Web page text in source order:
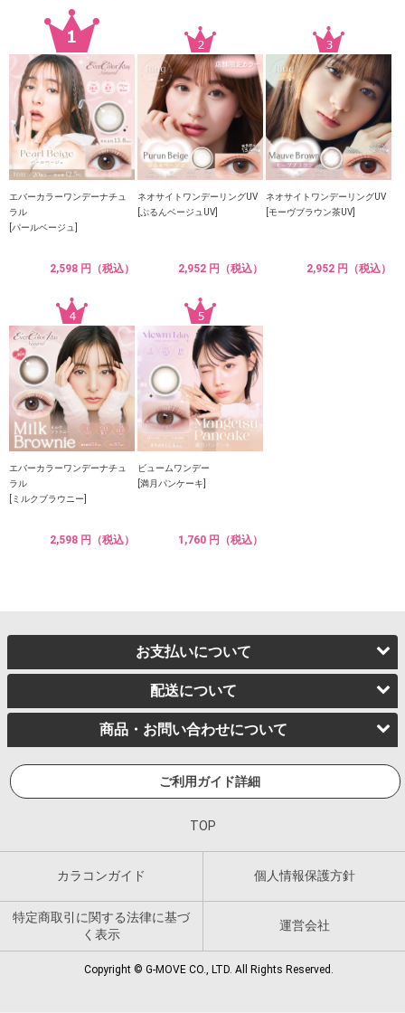
エバーカラーワンデーナチュ
ラル
[パールベージュ]
2,598 円（税込）
ネオサイトワンデーリングUV
[ぷるんベージュUV]
2,952 円（税込）
ネオサイトワンデーリングUV
[モーヴブラウン茶UV]
2,952 円（税込）
エバーカラーワンデーナチュ
ラル
[ミルクブラウニー]
2,598 円（税込）
ビュームワンデー
[満月パンケーキ]
1,760 円（税込）
お支払いについて
配送について
商品・お問い合わせについて
ご利用ガイド詳細
TOP
カラコンガイド 個人情報保護方針
特定商取引に関する法律に基づ
く表示
運営会社
Copyright © G-MOVE CO., LTD. All Rights Reserved.